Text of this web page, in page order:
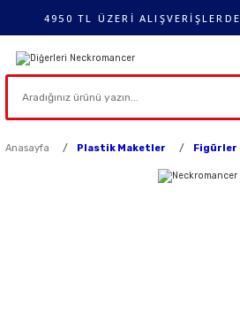
4950 TL ÜZERİ ALIŞVERİŞLERDE
Anasayfa Plastik Maketler Figürler